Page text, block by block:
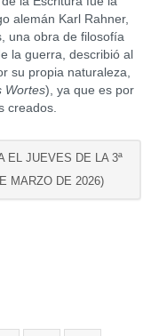
alemán Karl Rahner,
una obra de filosofía
la guerra, describió al
su propia naturaleza,
Wortes), ya que es por
creados.
EL JUEVES DE LA 3ª
MARZO DE 2026)